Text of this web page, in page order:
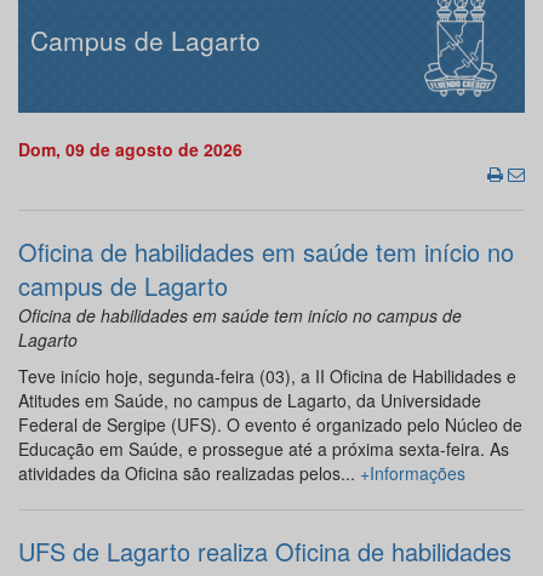
Campus de Lagarto
Dom, 09 de agosto de 2026
Oficina de habilidades em saúde tem início no
campus de Lagarto
Oficina de habilidades em saúde tem início no campus de
Lagarto
Teve início hoje, segunda-feira (03), a II Oficina de Habilidades e
Atitudes em Saúde, no campus de Lagarto, da Universidade
Federal de Sergipe (UFS). O evento é organizado pelo Núcleo de
Educação em Saúde, e prossegue até a próxima sexta-feira. As
atividades da Oficina são realizadas pelos... +Informações
UFS de Lagarto realiza Oficina de habilidades